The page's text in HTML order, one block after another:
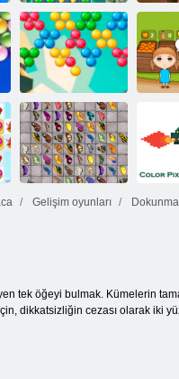
Mücevher Blitz
3
Bubble Shooter
Sonsuz
Gelişim oyunları
tek öğeyi bulmak. Kümelerin
dikkatsizliğin cezası olarak iki